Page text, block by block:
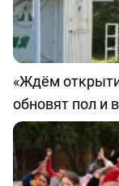
«Ждём
обновят пол и